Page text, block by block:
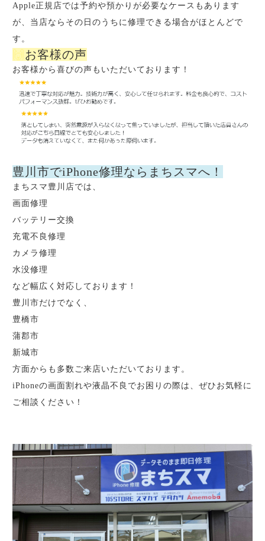
Apple正規店では予約や預かりが必要なケースもあります
が、当店ならその日のうちに修理できる場合がほとんどで
す。
🙌 お客様の声
お客様から喜びの声もいただいております！
豊川市でiPhone修理ならまちスマへ！
まちスマ豊川店では、
画面修理
バッテリー交換
充電不良修理
カメラ修理
水没修理
など幅広く対応しております！
豊川市だけでなく、
豊橋市
蒲郡市
新城市
方面からも多数ご来店いただいております。
iPhoneの画面割れや液晶不良でお困りの際は、ぜひお気軽に
ご相談ください！